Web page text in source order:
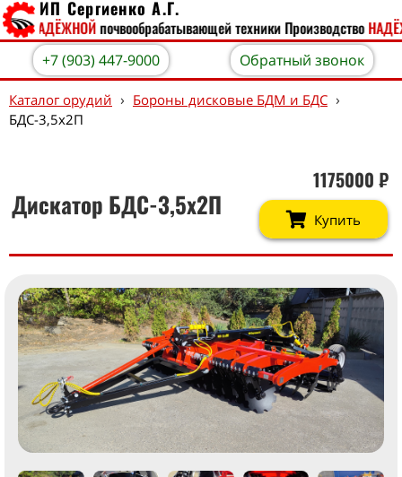
ИП Сергиенко А.Г.
НАДЁЖНОЙпочвообрабатывающей техникиПроизводство
+7 (903) 447-9000 Обратный звонок
Каталог орудий › Бороны дисковые БДМ и БДС ›
БДС-3,5х2П
Дискатор БДС-3,5х2П
1175000 ₽
Купить